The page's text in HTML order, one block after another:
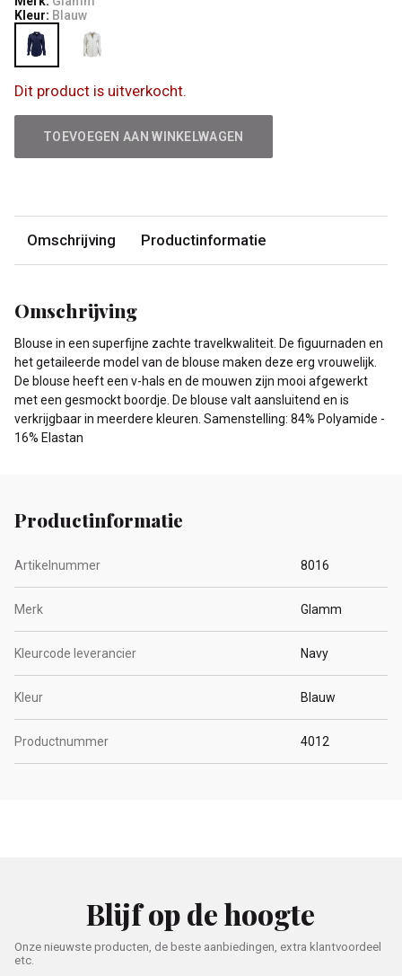
Kleur: Blauw
Dit product is uitverkocht.
TOEVOEGEN AAN WINKELWAGEN
Omschrijving Productinformatie
Omschrijving
Blouse in een superfijne zachte travelkwaliteit. De figuurnaden en
het getaileerde model van de blouse maken deze erg vrouwelijk.
De blouse heeft een v-hals en de mouwen zijn mooi afgewerkt
met een gesmockt boordje. De blouse valt aansluitend en is
verkrijgbaar in meerdere kleuren. Samenstelling: 84% Polyamide -
16% Elastan
Productinformatie
Artikelnummer 8016
Merk Glamm
Kleurcode leverancier Navy
Kleur Blauw
Productnummer 4012
Blijf op de hoogte
Onze nieuwste producten, de beste aanbiedingen, extra klantvoordeel
etc.